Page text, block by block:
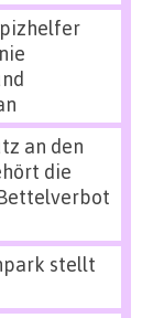
an den
die
stellt